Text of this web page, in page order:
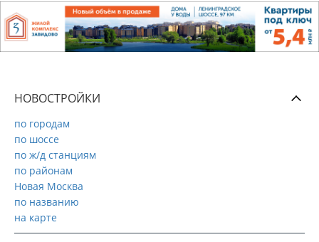
НОВОСТРОЙКИ
по городам
по шоссе
по ж/д станциям
по районам
Новая Москва
по названию
на карте